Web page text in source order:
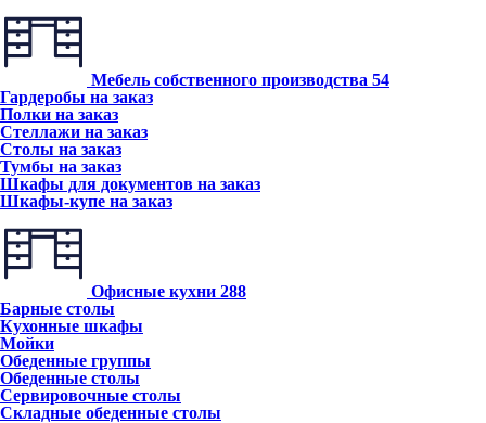
Мебель собственного производства 54
Гардеробы на заказ
Полки на заказ
Стеллажи на заказ
Столы на заказ
Тумбы на заказ
Шкафы для документов на заказ
Шкафы-купе на заказ
Офисные кухни 288
Барные столы
Кухонные шкафы
Мойки
Обеденные группы
Обеденные столы
Сервировочные столы
Складные обеденные столы